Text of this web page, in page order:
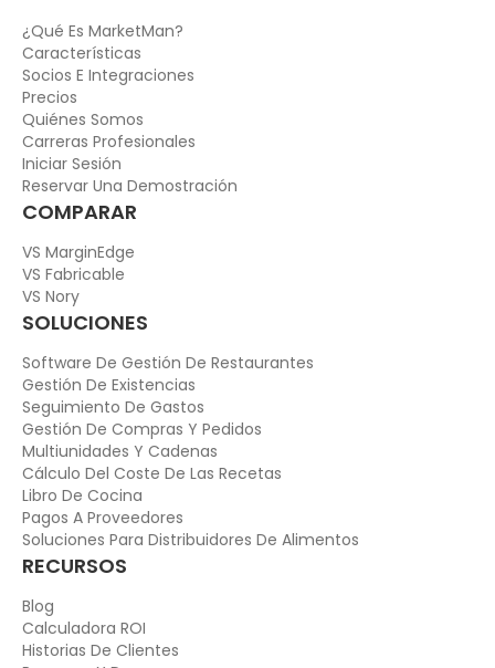
¿Qué Es MarketMan?
Características
Socios E Integraciones
Precios
Quiénes Somos
Carreras Profesionales
Iniciar Sesión
Reservar Una Demostración
COMPARAR
VS MarginEdge
VS Fabricable
VS Nory
SOLUCIONES
Software De Gestión De Restaurantes
Gestión De Existencias
Seguimiento De Gastos
Gestión De Compras Y Pedidos
Multiunidades Y Cadenas
Cálculo Del Coste De Las Recetas
Libro De Cocina
Pagos A Proveedores
Soluciones Para Distribuidores De Alimentos
RECURSOS
Blog
Calculadora ROI
Historias De Clientes